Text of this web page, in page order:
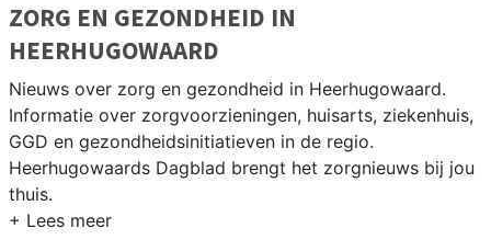
ZORG EN GEZONDHEID IN
HEERHUGOWAARD
Nieuws over zorg en gezondheid in Heerhugowaard.
Informatie over zorgvoorzieningen, huisarts, ziekenhuis,
GGD en gezondheidsinitiatieven in de regio.
Heerhugowaards Dagblad brengt het zorgnieuws bij jou
thuis.